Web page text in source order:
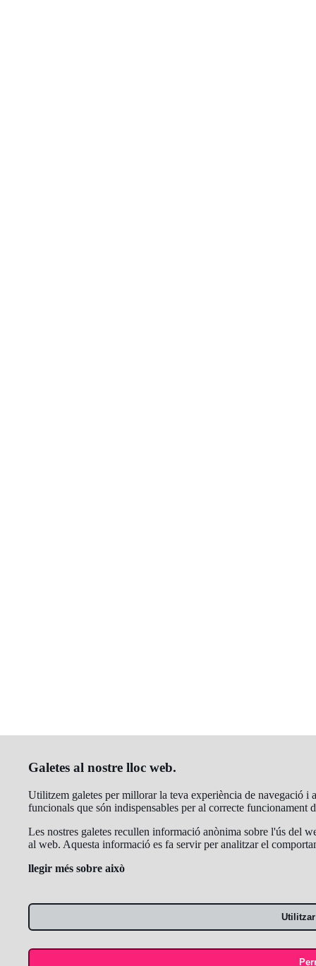
Galetes al nostre lloc web.
Utilitzem galetes per millorar la teva experiència de navegació i
funcionals que són indispensables per al correcte funcionament
Les nostres galetes recullen informació anònima sobre l'ús del
al web. Aquesta informació es fa servir per analitzar el
llegir més sobre això